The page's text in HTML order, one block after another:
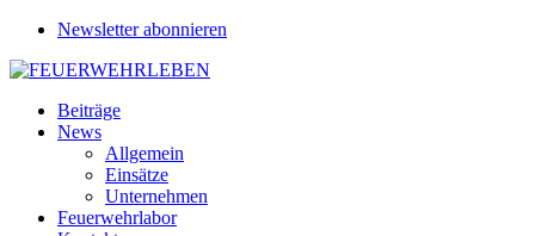
Newsletter abonnieren
Beiträge
News
Allgemein
Einsätze
Unternehmen
Feuerwehrlabor